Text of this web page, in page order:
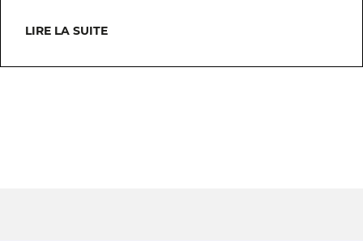
LIRE LA SUITE